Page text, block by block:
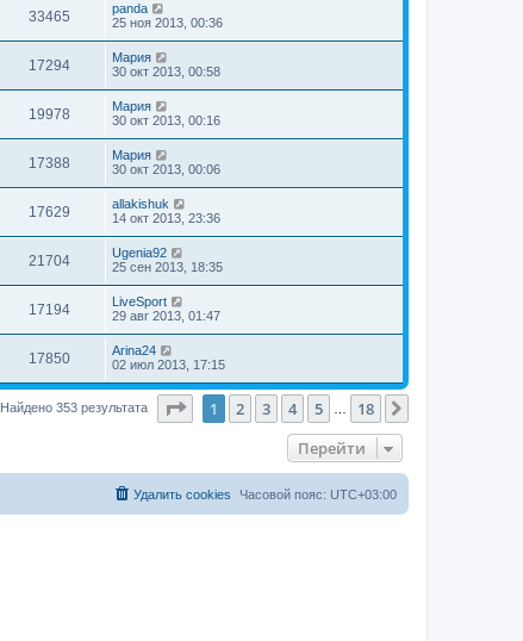
33465
panda
25 ноя 2013, 00:36
17294
Мария
30 окт 2013, 00:58
19978
Мария
30 окт 2013, 00:16
17388
Мария
30 окт 2013, 00:06
17629
allakishuk
14 окт 2013, 23:36
21704
Ugenia92
25 сен 2013, 18:35
17194
LiveSport
29 авг 2013, 01:47
17850
Arina24
02 июл 2013, 17:15
Найдено 353 результата Страница1 из 18
1 2 3 4 5 18
Перейти
Часовой пояс: UTC+03:00
Удалить cookies